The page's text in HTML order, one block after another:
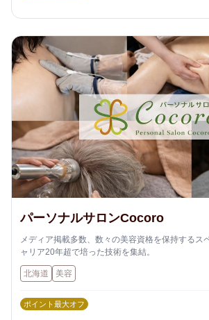
パーソナルサロンCocoro
メディア掲載多数、数々の美容資格を保持するス
ャリア20年超で培った技術を集結。
北海道 美容
ポイント最大オフ